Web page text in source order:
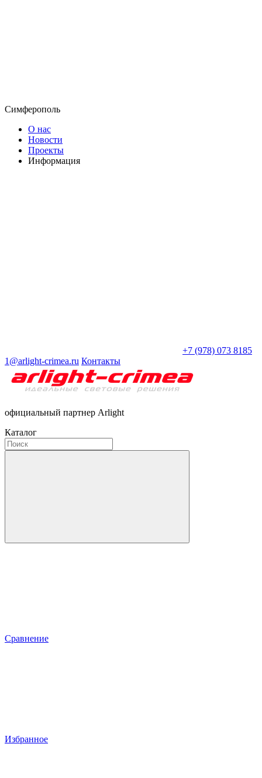
Симферополь
О нас
Новости
Проекты
Информация
+7 (978) 073 8185
1@arlight-crimea.ru Контакты
официальный партнер Arlight
Каталог
Сравнение
Избранное